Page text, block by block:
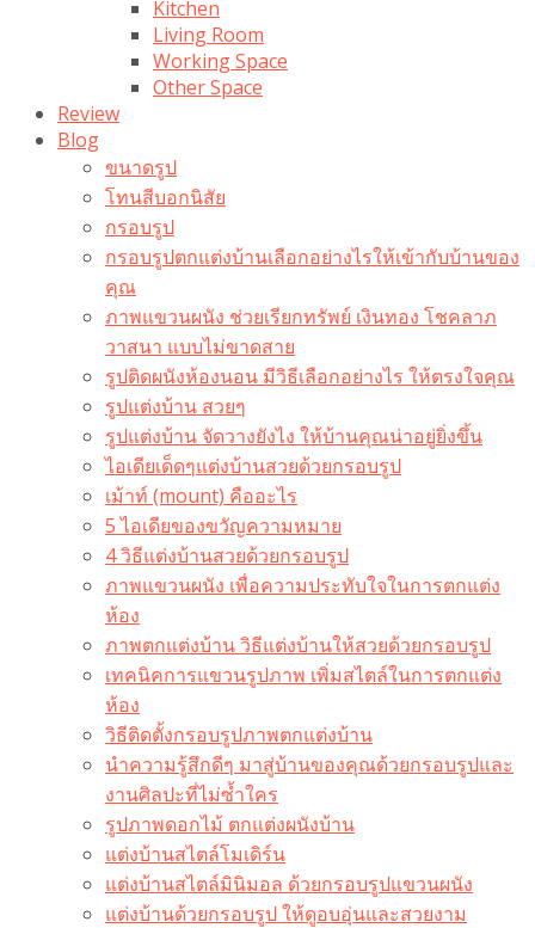
Kitchen
Living Room
Working Space
Other Space
Review
Blog
ขนาดรูป
โทนสีบอกนิสัย
กรอบรูป
กรอบรูปตกแต่งบ้านเลือกอย่างไรให้เข้ากับบ้านของ
คุณ
ภาพแขวนผนัง ช่วยเรียกทรัพย์ เงินทอง โชคลาภ
วาสนา แบบไม่ขาดสาย
รูปติดผนังห้องนอน มีวิธีเลือกอย่างไร ให้ตรงใจคุณ
รูปแต่งบ้าน สวยๆ
รูปแต่งบ้าน จัดวางยังไง ให้บ้านคุณน่าอยู่ยิ่งขึ้น
ไอเดียเด็ดๆแต่งบ้านสวยด้วยกรอบรูป
เม้าท์ (mount) คืออะไร​
5 ไอเดียของขวัญความหมาย
4 วิธีแต่งบ้านสวยด้วยกรอบรูป
ภาพแขวนผนัง เพื่อความประทับใจในการตกแต่ง
ห้อง
ภาพตกแต่งบ้าน วิธีแต่งบ้านให้สวยด้วยกรอบรูป
เทคนิคการแขวนรูปภาพ เพิ่มสไตล์ในการตกแต่ง
ห้อง
วิธีติดตั้งกรอบรูปภาพตกแต่งบ้าน
นำความรู้สึกดีๆ มาสู่บ้านของคุณด้วยกรอบรูปและ
งานศิลปะที่ไม่ซ้ำใคร
รูปภาพดอกไม้ ตกแต่งผนังบ้าน
แต่งบ้านสไตล์โมเดิร์น
แต่งบ้านสไตล์มินิมอล ด้วยกรอบรูปแขวนผนัง
แต่งบ้านด้วยกรอบรูป ให้ดูอบอุ่นและสวยงาม